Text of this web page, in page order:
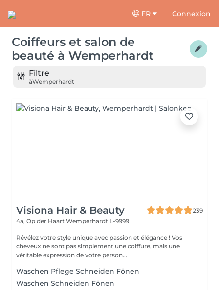
FR Connexion
Coiffeurs et salon de
beauté à Wemperhardt
Filtre
àWemperhardt
Visiona Hair & Beauty
239
4a, Op der Haart Wemperhardt L-9999
Révélez votre style unique avec passion et élégance ! Vos
cheveux ne sont pas simplement une coiffure, mais une
véritable expression de votre person...
Waschen Pflege Schneiden Fönen
Waschen Schneiden Fönen